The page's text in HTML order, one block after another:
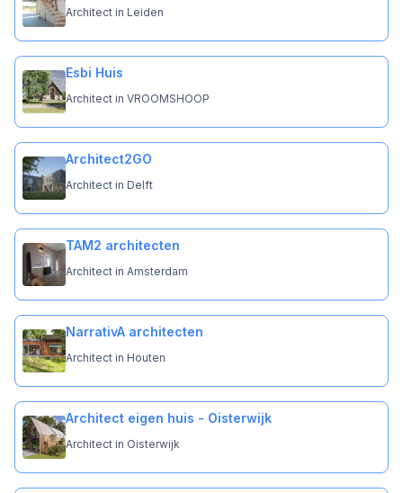
Architect in Leiden
Esbi Huis
Architect in VROOMSHOOP
Architect2GO
Architect in Delft
TAM2 architecten
Architect in Amsterdam
NarrativA architecten
Architect in Houten
Architect eigen huis - Oisterwijk
Architect in Oisterwijk